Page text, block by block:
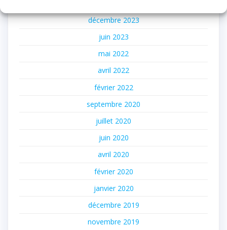
décembre 2023
juin 2023
mai 2022
avril 2022
février 2022
septembre 2020
juillet 2020
juin 2020
avril 2020
février 2020
janvier 2020
décembre 2019
novembre 2019